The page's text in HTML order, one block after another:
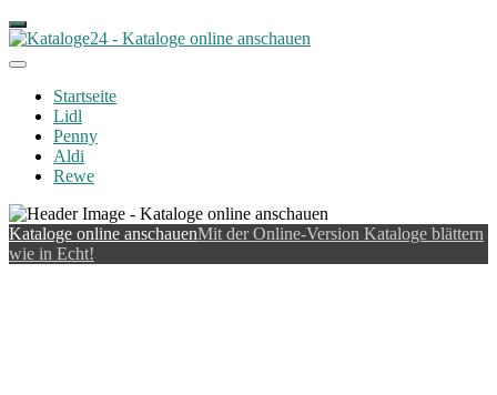
Startseite
Lidl
Penny
Aldi
Rewe
Kataloge online anschauenMit der Online-Version Kataloge blättern
wie in Echt!